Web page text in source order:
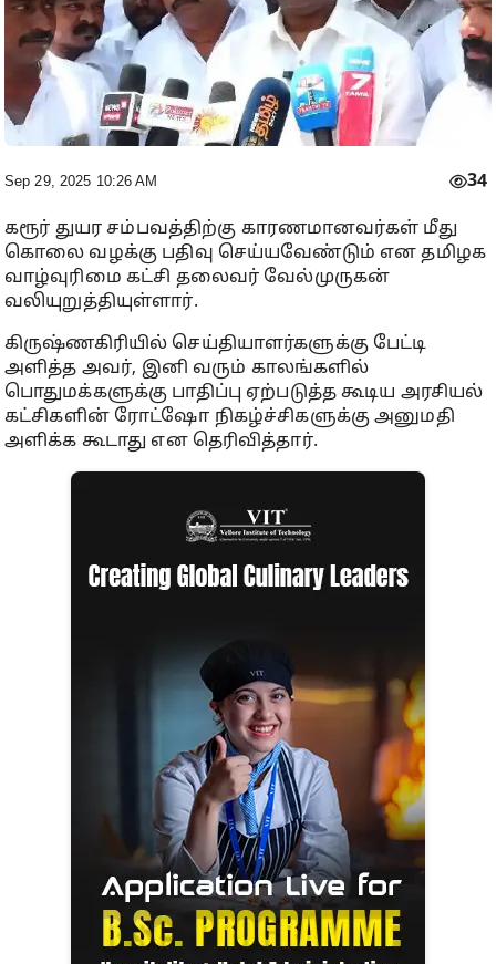
Sep 29, 2025 10:26 AM 34
கரூர் துயர சம்பவத்திற்கு காரணமானவர்கள் மீது
கொலை வழக்கு பதிவு செய்யவேண்டும் என தமிழக
வாழ்வுரிமை கட்சி தலைவர் வேல்முருகன்
வலியுறுத்தியுள்ளார்.
கிருஷ்ணகிரியில் செய்தியாளர்களுக்கு பேட்டி
அளித்த அவர், இனி வரும் காலங்களில்
பொதுமக்களுக்கு பாதிப்பு ஏற்படுத்த கூடிய அரசியல்
கட்சிகளின் ரோட்ஷோ நிகழ்ச்சிகளுக்கு அனுமதி
அளிக்க கூடாது என தெரிவித்தார்.